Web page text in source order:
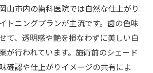
山市内の歯科医院では自然な仕上がり
トニングプランが主流です。歯の色味
て、透明感や艶を損なわずに美しい白
が行われています。施術前のシェード
確認や仕上がりイメージの共有によ